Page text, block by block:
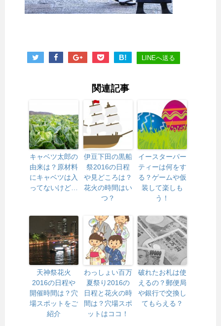
B! LINEへ送る
関連記事
キャベツ太郎の
由来は？原材料
にキャベツは入
ってないけど…
伊豆下田の黒船
祭2016の日程
や見どころは？
花火の時間はい
つ？
イースターパー
ティーは何をす
る？ゲームや仮
装して楽しも
う！
天神祭花火
2016の日程や
開催時間は？穴
場スポットをご
紹介
わっしょい百万
夏祭り2016の
日程と花火の時
間は？穴場スポ
ットはココ！
破れたお札は使
えるの？郵便局
や銀行で交換し
てもらえる？